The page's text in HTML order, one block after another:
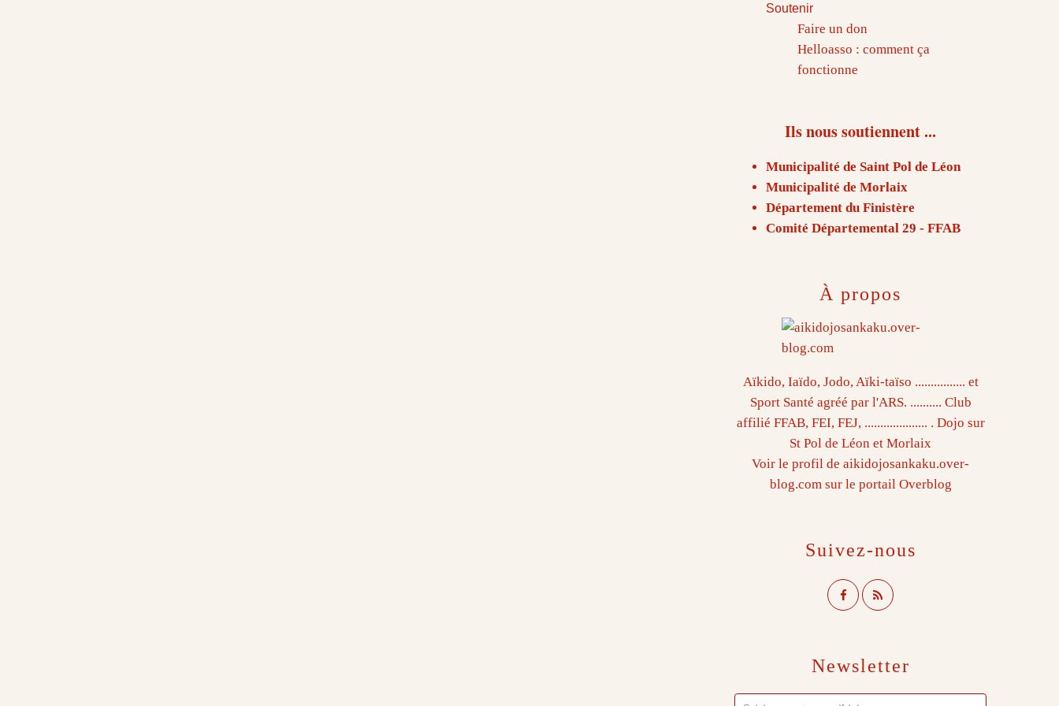
Newsletter
Suivez-nous
À propos
Aïkido, Iaïdo, Jodo, Aïki-taïso ................ et
Sport Santé agréé par l'ARS. .......... Club
affilié FFAB, FEI, FEJ, .................... . Dojo sur
St Pol de Léon et Morlaix
Voir le profil de aikidojosankaku.over-
blog.comsur le portail Overblog
Soutenir
Faire un don
Helloasso : comment ça
fonctionne
Ils nous soutiennent ...
Municipalité de Saint Pol de Léon
Municipalité de Morlaix
Département du Finistère
Comité Départemental 29 - FFAB